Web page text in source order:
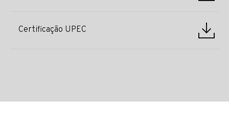
Certificação UPEC